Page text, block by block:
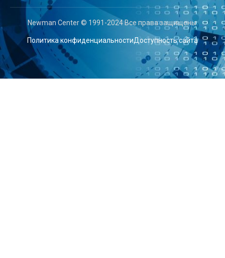
Newman Center © 1991-2024 Все права защищены.
Политика конфиденциальностиДоступность сайта